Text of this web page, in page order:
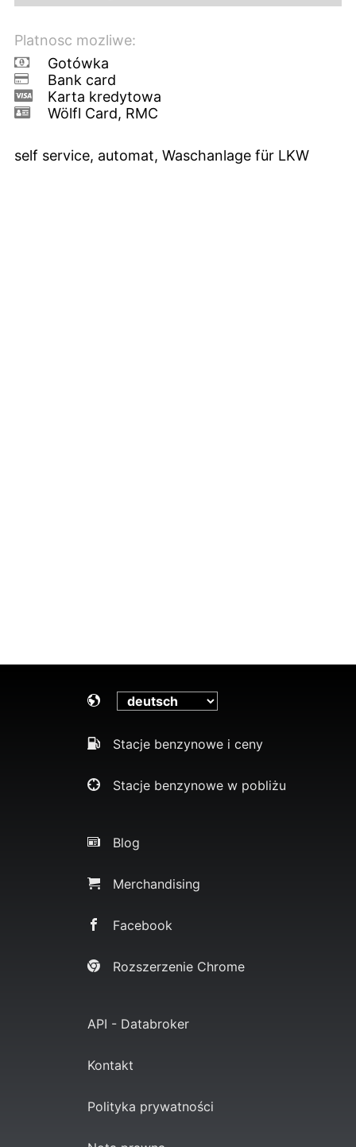
Platnosc mozliwe:
Gotówka
Bank card
Karta kredytowa
Wölfl Card, RMC
self service, automat, Waschanlage für LKW
Stacje benzynowe i ceny
Stacje benzynowe w pobliżu
Blog
Merchandising
Facebook
Rozszerzenie Chrome
API - Databroker
Kontakt
Polityka prywatności